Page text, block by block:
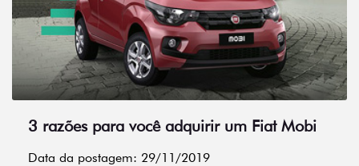
3 razões para você adquirir um Fiat Mobi
Data da postagem: 29/11/2019